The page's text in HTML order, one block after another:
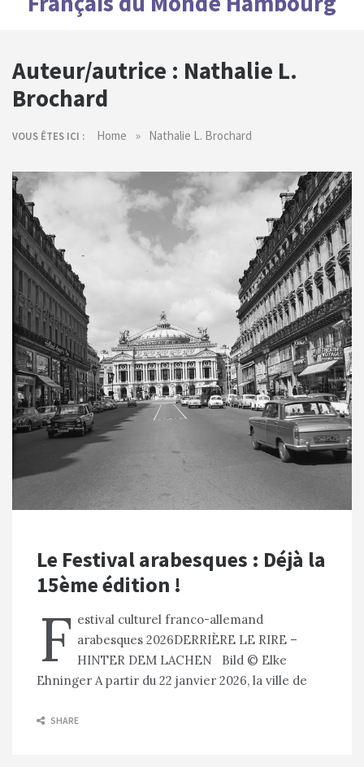
Auteur/autrice : Nathalie L.
Brochard
VOUS ÊTES ICI : Home » Nathalie L. Brochard
Le Festival arabesques : Déjà la
15ème édition !
F estival culturel franco-allemand
arabesques 2026DERRIÈRE LE RIRE –
HINTER DEM LACHEN Bild © Elke
Ehninger A partir du 22 janvier 2026, la ville de
SHARE